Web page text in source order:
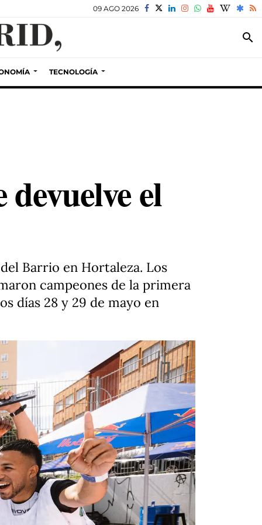
09 AGO 2026
search
TECNOLOGÍA
el
Barrio en Hortaleza. Los
campeones de la primera
días 28 y 29 de mayo en